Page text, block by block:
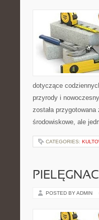
dotyczące
przyrody i
została
środowiskowe, ale
CATEGORIES:
POSTED BY ADMIN